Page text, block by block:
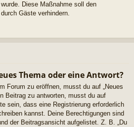
Diese Maßnahme soll den
Gäste verhindern.
Thema oder eine Antwort?
Forum zu eröffnen, musst du auf „Neues
Beitrag zu antworten, musst du auf
sein, dass eine Registrierung erforderlich
kannst. Deine Berechtigungen sind
der Beitragsansicht aufgelistet. Z. B. „Du